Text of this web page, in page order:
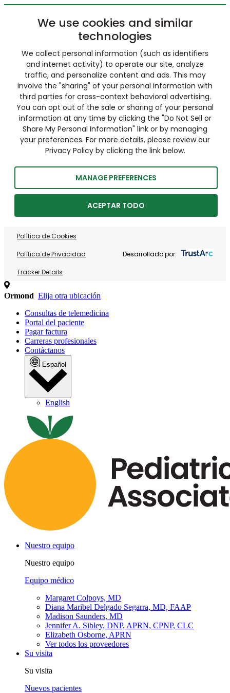
We use cookies and similar
technologies
We collect personal information (such as identifiers
and internet activity) to operate our site, analyze
traffic, and personalize content and ads. This may
involve the "sharing" of your personal information with
third parties for cross-context behavioral advertising.
You can opt out of the sale or sharing of your personal
information at any time by clicking the "Do Not Sell or
Share My Personal Information" link or by managing
your preferences. For more details, please review our
Privacy Policy by clicking the link below.
MANAGE PREFERENCES
ACEPTAR TODO
Política de Cookies
Política de Privacidad
Tracker Details
Desarrollado por:
Ormond Elija otra ubicación
Consultas de telemedicina
Portal del paciente
Pagar factura
Carreras profesionales
Contáctanos
Español
English
Nuestro equipo
Nuestro equipo
Equipo médico
Margaret Colpoys, MD
Diana Maribel Delgado Segarra, MD, FAAP
Madison Saunders, MD
Jennifer A. Sibley, DNP, APRN, CPNP, CLC
Elizabeth Osborne, APRN
Ver todos los proveedores
Su visita
Su visita
Nuevos pacientes